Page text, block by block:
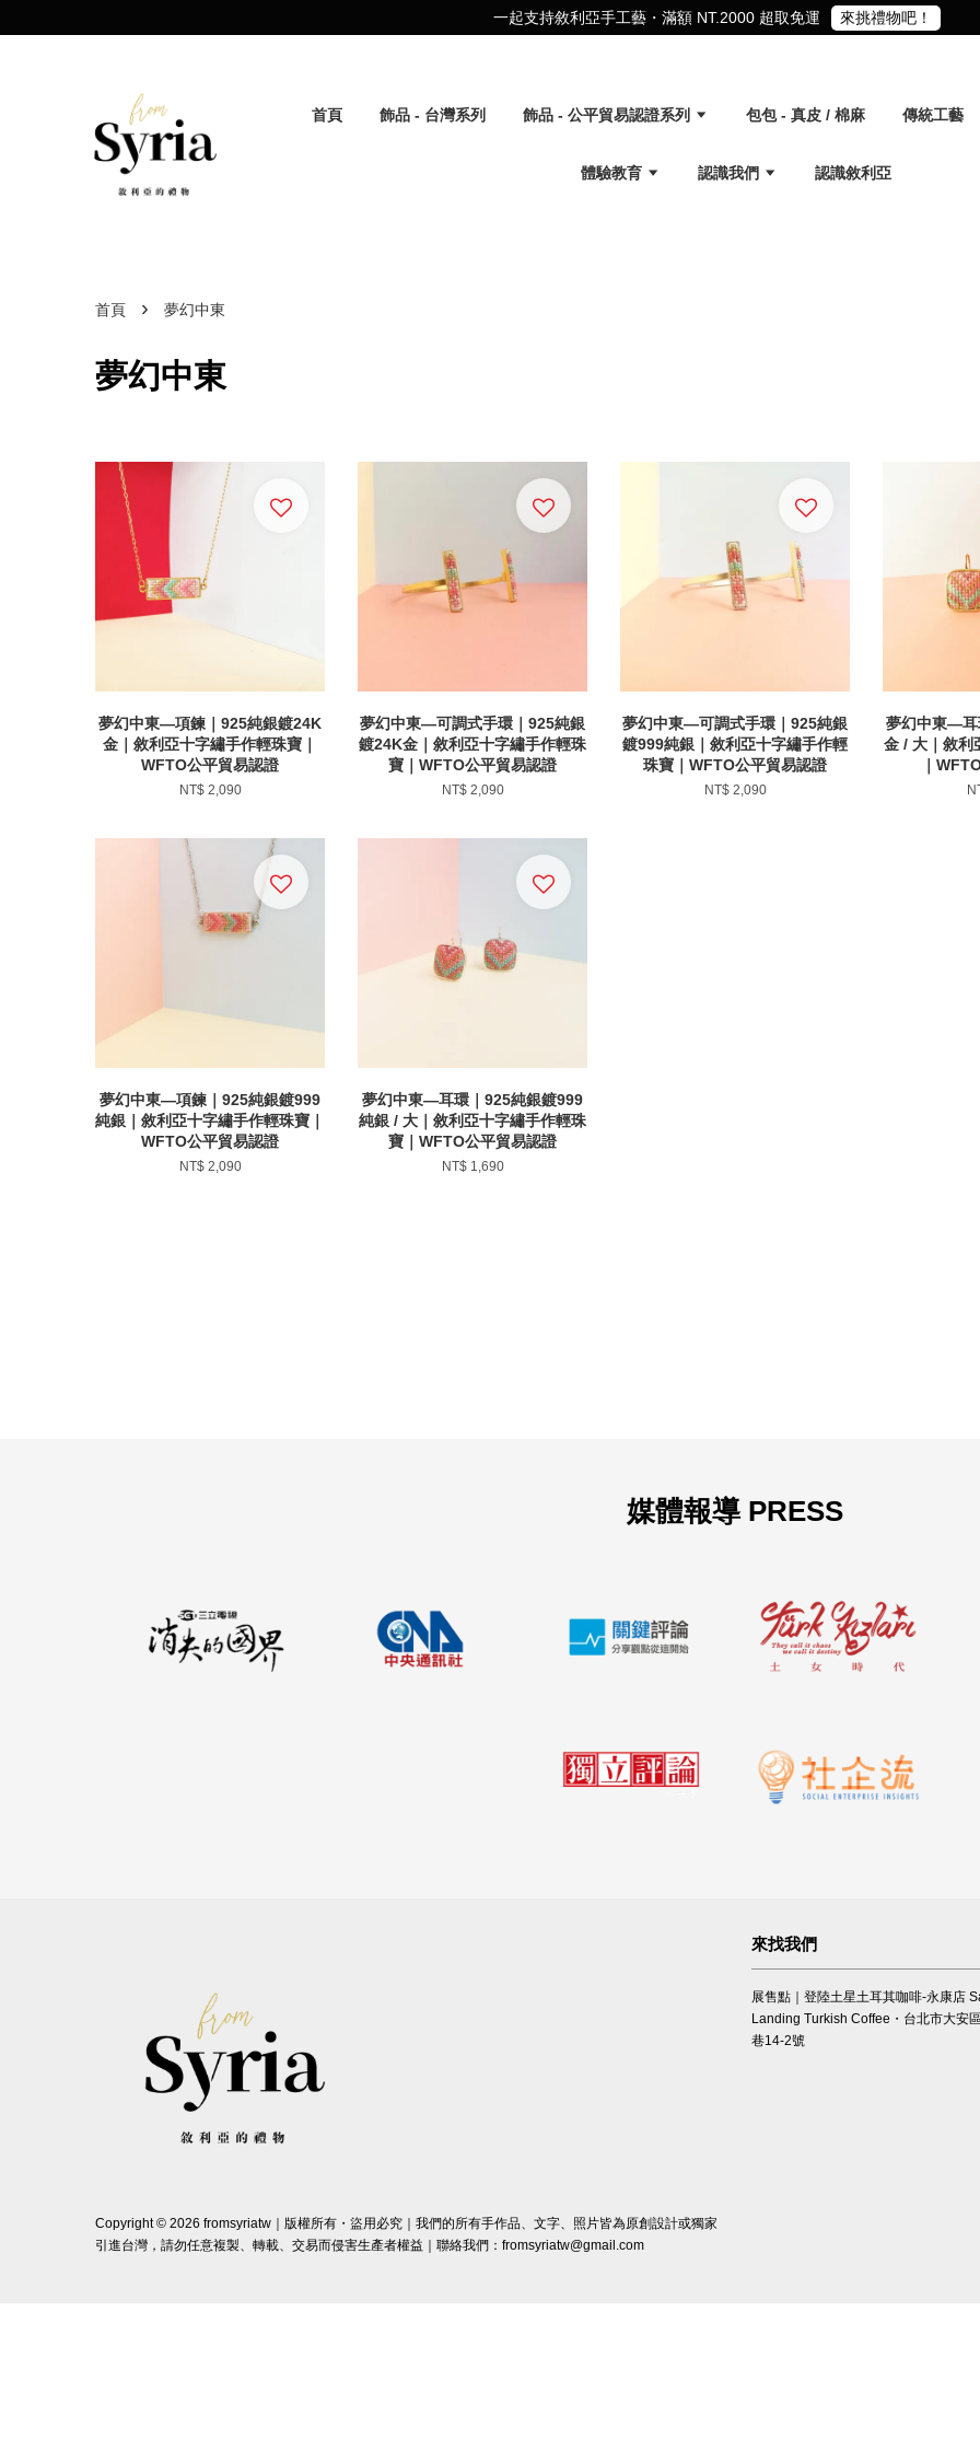
一起支持敘利亞手工藝・滿額 NT.2000 超取免運 來挑禮物吧！
首頁 飾品 - 台灣系列 飾品 - 公平貿易認證系列 包包 - 真皮 / 棉麻 傳統工藝
體驗教育 認識我們 認識敘利亞
首頁 › 夢幻中東
夢幻中東
夢幻中東—項鍊｜925純銀鍍24K
金｜敘利亞十字繡手作輕珠寶｜
WFTO公平貿易認證
NT$ 2,090
夢幻中東—可調式手環｜925純銀
鍍24K金｜敘利亞十字繡手作輕珠
寶｜WFTO公平貿易認證
NT$ 2,090
夢幻中東—可調式手環｜925純銀
鍍999純銀｜敘利亞十字繡手作輕
珠寶｜WFTO公平貿易認證
NT$ 2,090
夢幻中東—耳
金 / 大｜敘利
｜
夢幻中東—項鍊｜925純銀鍍999
純銀｜敘利亞十字繡手作輕珠寶｜
WFTO公平貿易認證
NT$ 2,090
夢幻中東—耳環｜925純銀鍍999
純銀 / 大｜敘利亞十字繡手作輕珠
寶｜WFTO公平貿易認證
NT$ 1,690
媒體報導 PRESS
Copyright © 2026 fromsyriatw｜版權所有・盜用必究｜我們的所有手作品、文字、照片皆為原創設計或獨家
引進台灣，請勿任意複製、轉載、交易而侵害生產者權益｜聯絡我們：fromsyriatw@gmail.com
來找我們
展售點｜登陸土星土耳其咖啡-永康店
Landing Turkish Coffee・台北市大安
巷14-2號